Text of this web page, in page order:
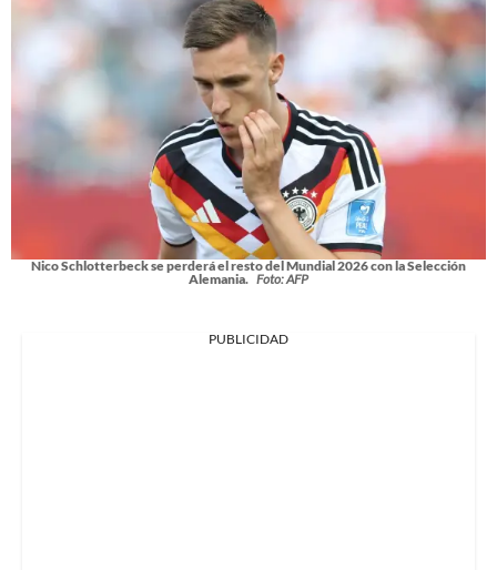
Nico Schlotterbeck se perderá el resto del Mundial 2026 con la Selección
Alemania. Foto: AFP
PUBLICIDAD